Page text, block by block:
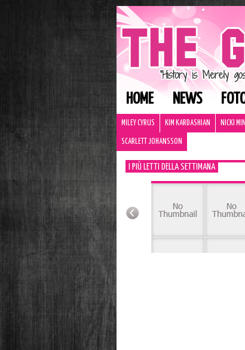
HOME NEWS
MILEY CYRUS KIM KARDASHIAN NICKI
SCARLETT JOHANSSON
I PIÙ LETTI DELLA SETTIMANA